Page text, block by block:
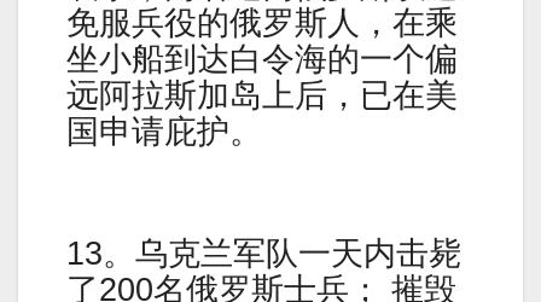
免服兵役的俄罗斯人，在乘
坐小船到达白令海的一个偏
远阿拉斯加岛上后，已在美
国申请庇护。
13。乌克兰军队一天内击毙
了200名俄罗斯士兵； 摧毁